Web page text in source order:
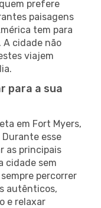
prefere
paisagens
tem para
A cidade não
viajem
para a sua
em Fort Myers,
esse
as principais
cidade sem
percorrer
autênticos,
e relaxar